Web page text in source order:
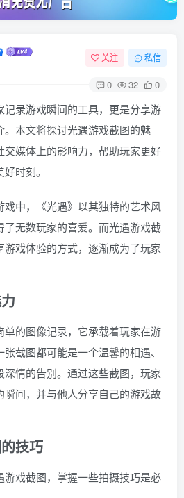
关注 私信
0 32 0
录游戏瞬间的工具，更是分享游
本文将探讨光遇游戏截图的魅
交媒体上的影响力，帮助玩家更好
时刻。
中，《光遇》以其独特的艺术风
无数玩家的喜爱。而光遇游戏截
戏体验的方式，逐渐成为了玩家
的图像记录，它承载着玩家在游
截图都可能是一个温馨的相遇、
情的告别。通过这些截图，玩家
间，并与他人分享自己的游戏故
技巧
戏截图，掌握一些拍摄技巧是必